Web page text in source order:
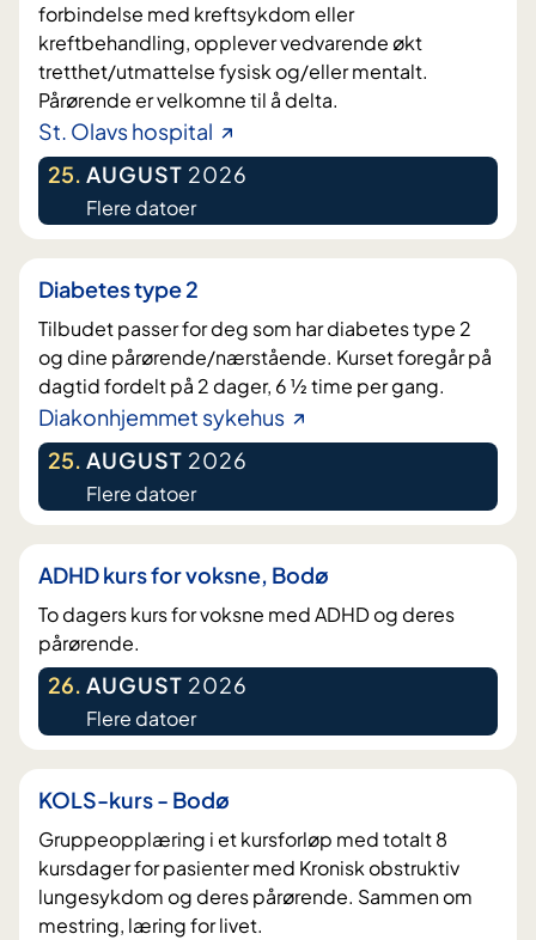
forbindelse med kreftsykdom eller
kreftbehandling, opplever vedvarende økt
tretthet/utmattelse fysisk og/eller mentalt.
Pårørende er velkomne til å delta.
St. Olavs hospital
25. AUGUST 2026
Flere datoer
Diabetes type 2
Tilbudet passer for deg som har diabetes type 2
og dine pårørende/nærstående. Kurset foregår på
dagtid fordelt på 2 dager, 6 ½ time per gang.
Diakonhjemmet sykehus
25. AUGUST 2026
Flere datoer
ADHD kurs for voksne, Bodø
To dagers kurs for voksne med ADHD og deres
pårørende.
26. AUGUST 2026
Flere datoer
KOLS-kurs - Bodø
Gruppeopplæring i et kursforløp med totalt 8
kursdager for pasienter med Kronisk obstruktiv
lungesykdom og deres pårørende. Sammen om
mestring, læring for livet.